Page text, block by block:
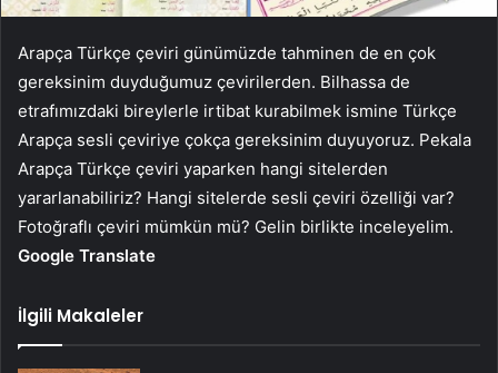
Arapça Türkçe çeviri günümüzde tahminen de en çok
gereksinim duyduğumuz çevirilerden. Bilhassa de
etrafımızdaki bireylerle irtibat kurabilmek ismine Türkçe
Arapça sesli çeviriye çokça gereksinim duyuyoruz. Pekala
Arapça Türkçe çeviri yaparken hangi sitelerden
yararlanabiliriz? Hangi sitelerde sesli çeviri özelliği var?
Fotoğraflı çeviri mümkün mü? Gelin birlikte inceleyelim.
Google Translate
İlgili Makaleler